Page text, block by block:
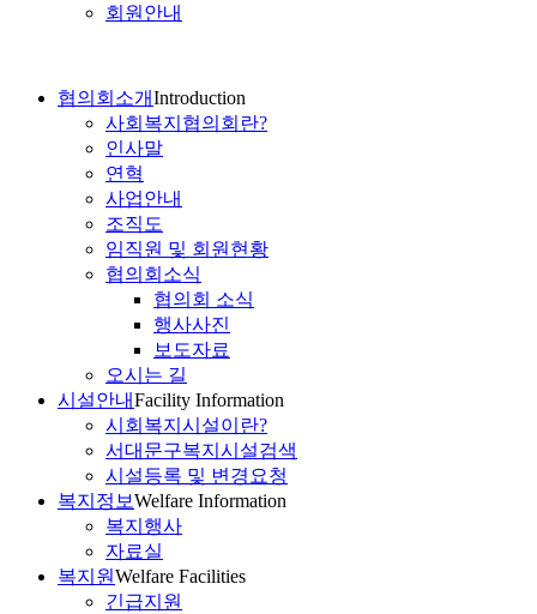
회원안내
협의회소개Introduction
사회복지협의회란?
인사말
연혁
사업안내
조직도
임직원 및 회원현황
협의회소식
협의회 소식
행사사진
보도자료
오시는 길
시설안내Facility Information
시회복지시설이란?
서대문구복지시설검색
시설등록 및 변경요청
복지정보Welfare Information
복지행사
자료실
복지원Welfare Facilities
긴급지원